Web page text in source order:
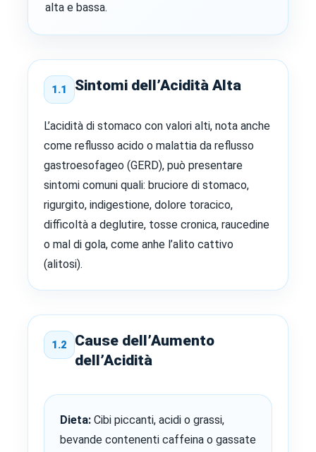
alta e bassa.
1.1 Sintomi dell’Acidità Alta
L’acidità di stomaco con valori alti, nota anche
come reflusso acido o malattia da reflusso
gastroesofageo (GERD), può presentare
sintomi comuni quali: bruciore di stomaco,
rigurgito, indigestione, dolore toracico,
difficoltà a deglutire, tosse cronica, raucedine
o mal di gola, come anhe l’alito cattivo
(alitosi).
1.2
Cause dell’Aumento
dell’Acidità
Dieta: Cibi piccanti, acidi o grassi,
bevande contenenti caffeina o gassate